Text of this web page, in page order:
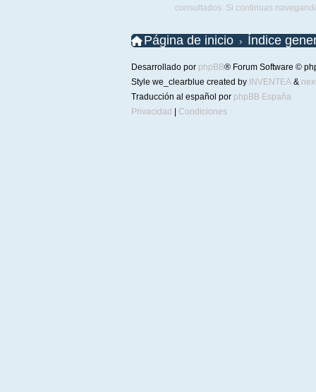
consultados. Si continuas
Página de inicio Índice
Desarrollado por phpBB® Forum Software ©
Style we_clearblue created by INVENTEA &
Traducción al español por phpBB España
Privacidad
Condiciones